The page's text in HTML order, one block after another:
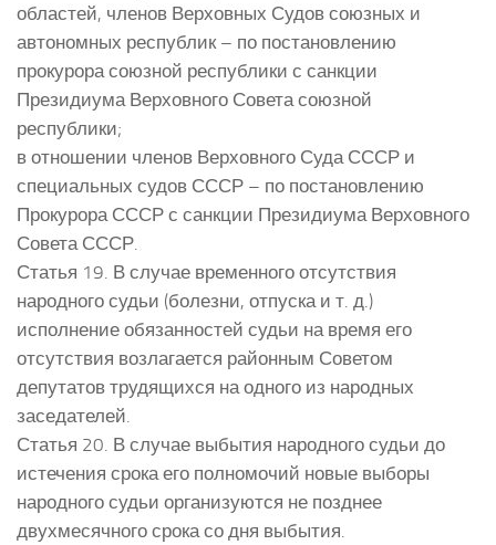
областей, членов Верховных Судов союзных и
автономных республик – по постановлению
прокурора союзной республики с санкции
Президиума Верховного Совета союзной
республики;
в отношении членов Верховного Суда СССР и
специальных судов СССР – по постановлению
Прокурора СССР с санкции Президиума Верховного
Совета СССР.
Статья 19. В случае временного отсутствия
народного судьи (болезни, отпуска и т. д.)
исполнение обязанностей судьи на время его
отсутствия возлагается районным Советом
депутатов трудящихся на одного из народных
заседателей.
Статья 20. В случае выбытия народного судьи до
истечения срока его полномочий новые выборы
народного судьи организуются не позднее
двухмесячного срока со дня выбытия.